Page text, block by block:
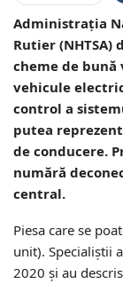
Administrația
Rutier (NHTSA)
cheme de bună
vehicule
control a
putea
de conducere.
numără
central.
Piesa care se
unit). Specialiștii
2020 și au